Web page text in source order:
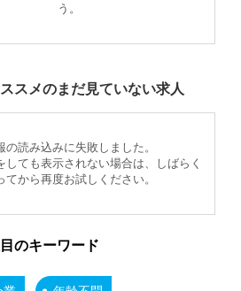
う。
スメのまだ見ていない求人
の読み込みに失敗しました。
しても表示されない場合は、しばらく
てから再度お試しください。
のキーワード